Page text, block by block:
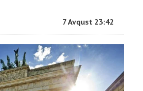
7 Avqust 23:42